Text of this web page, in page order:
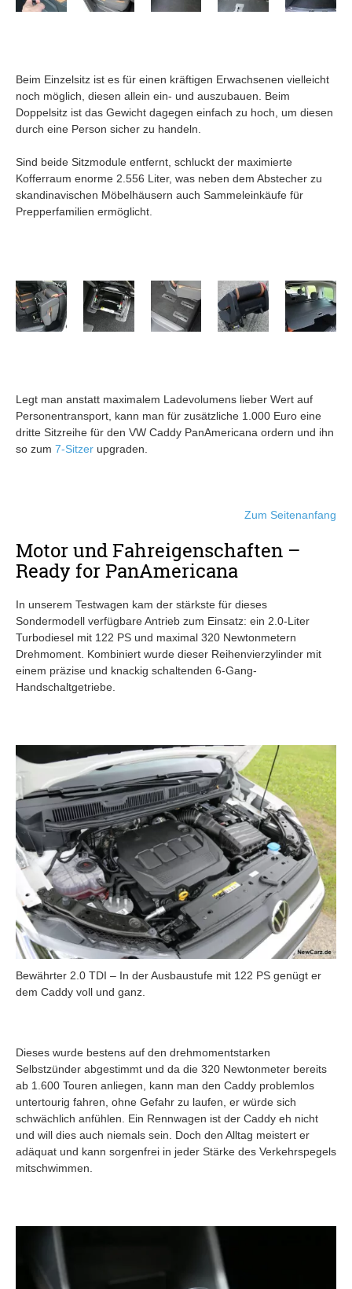
Beim Einzelsitz ist es für einen kräftigen Erwachsenen vielleicht
noch möglich, diesen allein ein- und auszubauen. Beim
Doppelsitz ist das Gewicht dagegen einfach zu hoch, um diesen
durch eine Person sicher zu handeln.
Sind beide Sitzmodule entfernt, schluckt der maximierte
Kofferraum enorme 2.556 Liter, was neben dem Abstecher zu
skandinavischen Möbelhäusern auch Sammeleinkäufe für
Prepperfamilien ermöglicht.
Legt man anstatt maximalem Ladevolumens lieber Wert auf
Personentransport, kann man für zusätzliche 1.000 Euro eine
dritte Sitzreihe für den VW Caddy PanAmericana ordern und ihn
so zum 7-Sitzer upgraden.
Zum Seitenanfang
Motor und Fahreigenschaften –
Ready for PanAmericana
In unserem Testwagen kam der stärkste für dieses
Sondermodell verfügbare Antrieb zum Einsatz: ein 2.0-Liter
Turbodiesel mit 122 PS und maximal 320 Newtonmetern
Drehmoment. Kombiniert wurde dieser Reihenvierzylinder mit
einem präzise und knackig schaltenden 6-Gang-
Handschaltgetriebe.
Bewährter 2.0 TDI – In der Ausbaustufe mit 122 PS genügt er
dem Caddy voll und ganz.
Dieses wurde bestens auf den drehmomentstarken
Selbstzünder abgestimmt und da die 320 Newtonmeter bereits
ab 1.600 Touren anliegen, kann man den Caddy problemlos
untertourig fahren, ohne Gefahr zu laufen, er würde sich
schwächlich anfühlen. Ein Rennwagen ist der Caddy eh nicht
und will dies auch niemals sein. Doch den Alltag meistert er
adäquat und kann sorgenfrei in jeder Stärke des Verkehrspegels
mitschwimmen.